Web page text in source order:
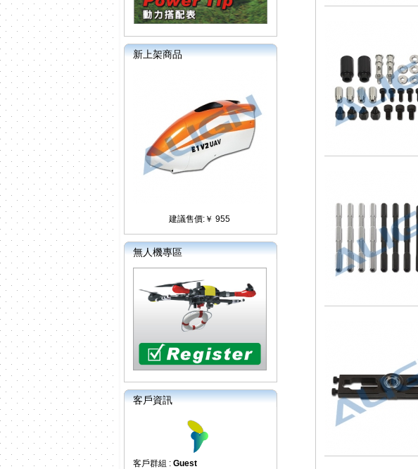
新上架商品
建議售價:￥ 955
無人機專區
客戶資訊
客戶群組 : Guest